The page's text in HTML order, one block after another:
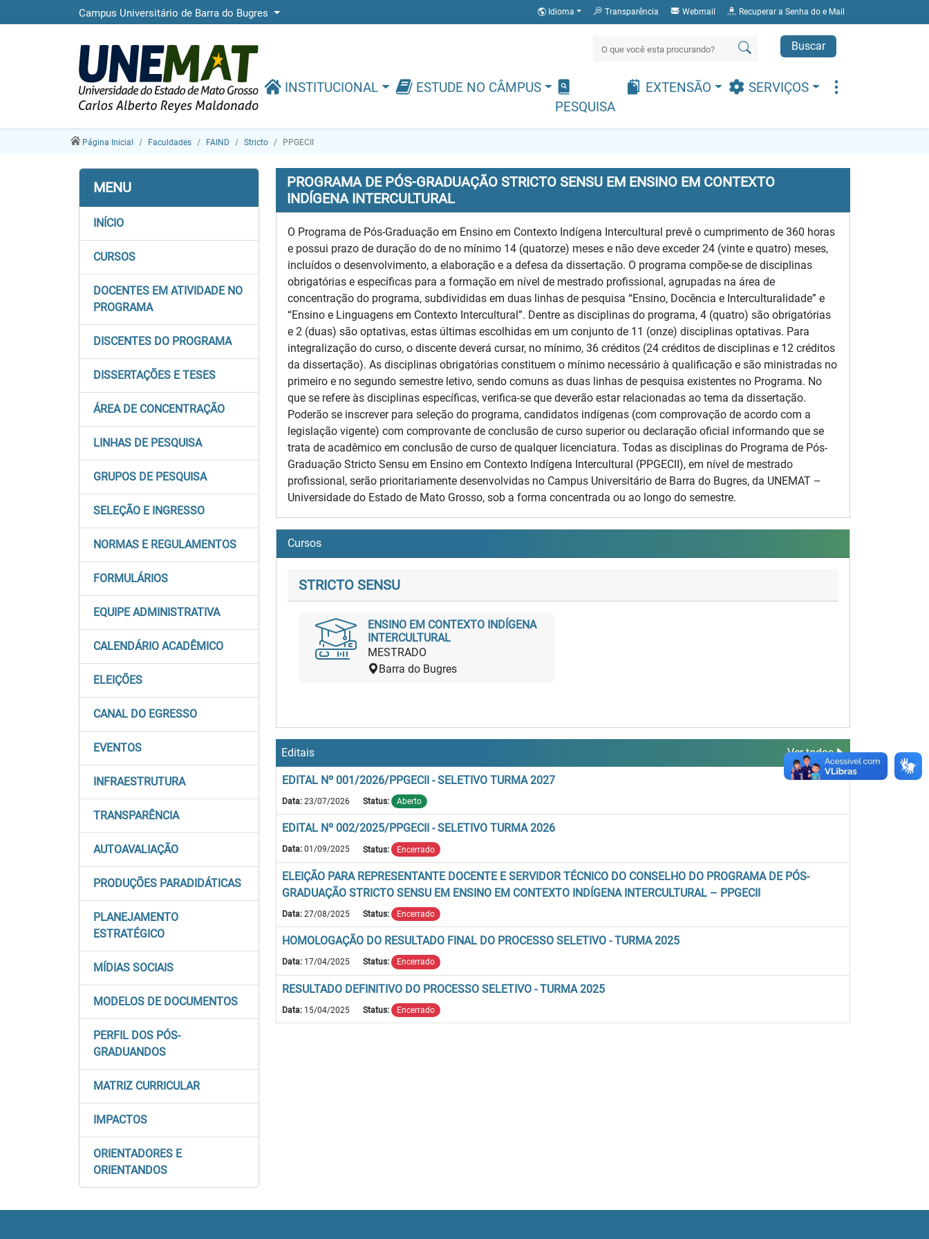
Campus Universitário de Barra do Bugres Idioma Transparência Webmail Recuperar a Senha do e Mail
Buscar
INSTITUCIONAL
ESTUDE NO CÂMPUS
PESQUISA
EXTENSÃO SERVIÇOS
Página Inicial Faculdades FAIND Stricto PPGECII
MENU
INÍCIO
CURSOS
DOCENTES EM ATIVIDADE NO
PROGRAMA
DISCENTES DO PROGRAMA
DISSERTAÇÕES E TESES
ÁREA DE CONCENTRAÇÃO
LINHAS DE PESQUISA
GRUPOS DE PESQUISA
SELEÇÃO E INGRESSO
NORMAS E REGULAMENTOS
FORMULÁRIOS
EQUIPE ADMINISTRATIVA
CALENDÁRIO ACADÊMICO
ELEIÇÕES
CANAL DO EGRESSO
EVENTOS
INFRAESTRUTURA
TRANSPARÊNCIA
AUTOAVALIAÇÃO
PRODUÇÕES PARADIDÁTICAS
PLANEJAMENTO
ESTRATÉGICO
MÍDIAS SOCIAIS
MODELOS DE DOCUMENTOS
PERFIL DOS PÓS-
GRADUANDOS
MATRIZ CURRICULAR
IMPACTOS
ORIENTADORES E
ORIENTANDOS
PROGRAMA DE PÓS-GRADUAÇÃO STRICTO SENSU EM ENSINO EM CONTEXTO
INDÍGENA INTERCULTURAL
O Programa de Pós-Graduação em Ensino em Contexto Indígena Intercultural prevê o cumprimento de 360 horas
e possui prazo de duração do de no mínimo 14 (quatorze) meses e não deve exceder 24 (vinte e quatro) meses,
incluídos o desenvolvimento, a elaboração e a defesa da dissertação. O programa compõe-se de disciplinas
obrigatórias e específicas para a formação em nível de mestrado profissional, agrupadas na área de
concentração do programa, subdivididas em duas linhas de pesquisa “Ensino, Docência e Interculturalidade” e
“Ensino e Linguagens em Contexto Intercultural”. Dentre as disciplinas do programa, 4 (quatro) são obrigatórias
e 2 (duas) são optativas, estas últimas escolhidas em um conjunto de 11 (onze) disciplinas optativas. Para
integralização do curso, o discente deverá cursar, no mínimo, 36 créditos (24 créditos de disciplinas e 12 créditos
da dissertação). As disciplinas obrigatórias constituem o mínimo necessário à qualificação e são ministradas no
primeiro e no segundo semestre letivo, sendo comuns as duas linhas de pesquisa existentes no Programa. No
que se refere às disciplinas específicas, verifica-se que deverão estar relacionadas ao tema da dissertação.
Poderão se inscrever para seleção do programa, candidatos indígenas (com comprovação de acordo com a
legislação vigente) com comprovante de conclusão de curso superior ou declaração oficial informando que se
trata de acadêmico em conclusão de curso de qualquer licenciatura. Todas as disciplinas do Programa de Pós-
Graduação Stricto Sensu em Ensino em Contexto Indígena Intercultural (PPGECII), em nível de mestrado
profissional, serão prioritariamente desenvolvidas no Campus Universitário de Barra do Bugres, da UNEMAT –
Universidade do Estado de Mato Grosso, sob a forma concentrada ou ao longo do semestre.
Cursos
STRICTO SENSU
ENSINO EM CONTEXTO INDÍGENA
INTERCULTURAL
MESTRADO
Barra do Bugres
Editais Ver todos
EDITAL Nº 001/2026/PPGECII - SELETIVO TURMA 2027
Data: 23/07/2026 Status: Aberto
EDITAL Nº 002/2025/PPGECII - SELETIVO TURMA 2026
Data: 01/09/2025 Status: Encerrado
ELEIÇÃO PARA REPRESENTANTE DOCENTE E SERVIDOR TÉCNICO DO CONSELHO DO PROGRAMA DE PÓS-
GRADUAÇÃO STRICTO SENSU EM ENSINO EM CONTEXTO INDÍGENA INTERCULTURAL – PPGECII
Data: 27/08/2025 Status: Encerrado
HOMOLOGAÇÃO DO RESULTADO FINAL DO PROCESSO SELETIVO - TURMA 2025
Data: 17/04/2025 Status: Encerrado
RESULTADO DEFINITIVO DO PROCESSO SELETIVO - TURMA 2025
Data: 15/04/2025 Status: Encerrado